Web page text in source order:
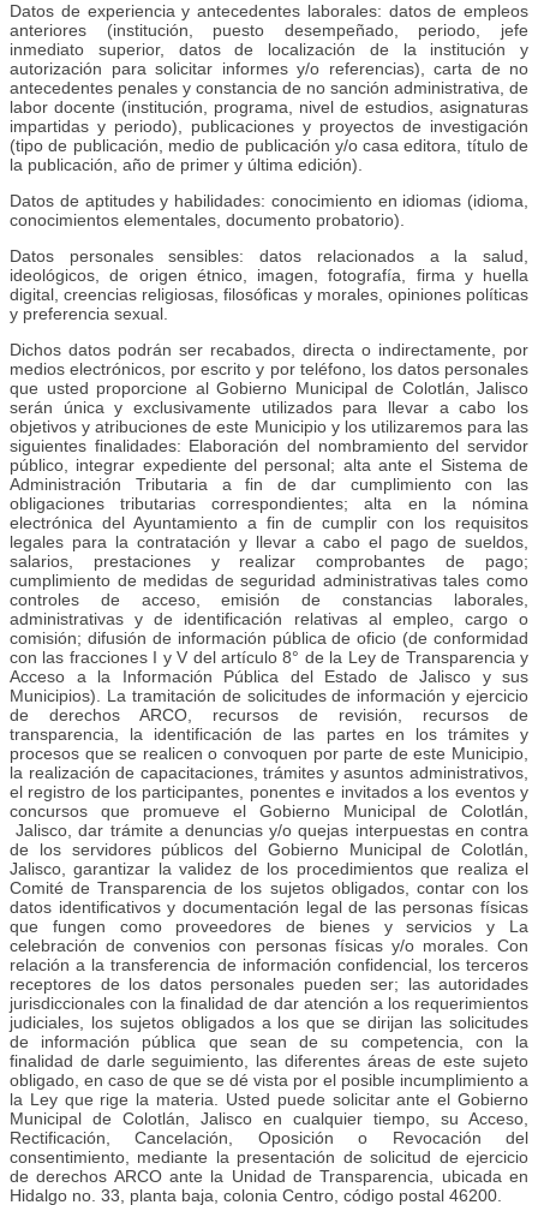
Datos de experiencia y antecedentes laborales: datos de empleos
anteriores (institución, puesto desempeñado, periodo, jefe
inmediato superior, datos de localización de la institución y
autorización para solicitar informes y/o referencias), carta de no
antecedentes penales y constancia de no sanción administrativa, de
labor docente (institución, programa, nivel de estudios, asignaturas
impartidas y periodo), publicaciones y proyectos de investigación
(tipo de publicación, medio de publicación y/o casa editora, título de
la publicación, año de primer y última edición).
Datos de aptitudes y habilidades: conocimiento en idiomas (idioma,
conocimientos elementales, documento probatorio).
Datos personales sensibles: datos relacionados a la salud,
ideológicos, de origen étnico, imagen, fotografía, firma y huella
digital, creencias religiosas, filosóficas y morales, opiniones políticas
y preferencia sexual.
Dichos datos podrán ser recabados, directa o indirectamente, por
medios electrónicos, por escrito y por teléfono, los datos personales
que usted proporcione al Gobierno Municipal de Colotlán, Jalisco
serán única y exclusivamente utilizados para llevar a cabo los
objetivos y atribuciones de este Municipio y los utilizaremos para las
siguientes finalidades: Elaboración del nombramiento del servidor
público, integrar expediente del personal; alta ante el Sistema de
Administración Tributaria a fin de dar cumplimiento con las
obligaciones tributarias correspondientes; alta en la nómina
electrónica del Ayuntamiento a fin de cumplir con los requisitos
legales para la contratación y llevar a cabo el pago de sueldos,
salarios, prestaciones y realizar comprobantes de pago;
cumplimiento de medidas de seguridad administrativas tales como
controles de acceso, emisión de constancias laborales,
administrativas y de identificación relativas al empleo, cargo o
comisión; difusión de información pública de oficio (de conformidad
con las fracciones I y V del artículo 8° de la Ley de Transparencia y
Acceso a la Información Pública del Estado de Jalisco y sus
Municipios). La tramitación de solicitudes de información y ejercicio
de derechos ARCO, recursos de revisión, recursos de
transparencia, la identificación de las partes en los trámites y
procesos que se realicen o convoquen por parte de este Municipio,
la realización de capacitaciones, trámites y asuntos administrativos,
el registro de los participantes, ponentes e invitados a los eventos y
concursos que promueve el Gobierno Municipal de Colotlán,
Jalisco, dar trámite a denuncias y/o quejas interpuestas en contra
de los servidores públicos del Gobierno Municipal de Colotlán,
Jalisco, garantizar la validez de los procedimientos que realiza el
Comité de Transparencia de los sujetos obligados, contar con los
datos identificativos y documentación legal de las personas físicas
que fungen como proveedores de bienes y servicios y La
celebración de convenios con personas físicas y/o morales. Con
relación a la transferencia de información confidencial, los terceros
receptores de los datos personales pueden ser; las autoridades
jurisdiccionales con la finalidad de dar atención a los requerimientos
judiciales, los sujetos obligados a los que se dirijan las solicitudes
de información pública que sean de su competencia, con la
finalidad de darle seguimiento, las diferentes áreas de este sujeto
obligado, en caso de que se dé vista por el posible incumplimiento a
la Ley que rige la materia. Usted puede solicitar ante el Gobierno
Municipal de Colotlán, Jalisco en cualquier tiempo, su Acceso,
Rectificación, Cancelación, Oposición o Revocación del
consentimiento, mediante la presentación de solicitud de ejercicio
de derechos ARCO ante la Unidad de Transparencia, ubicada en
Hidalgo no. 33, planta baja, colonia Centro, código postal 46200.